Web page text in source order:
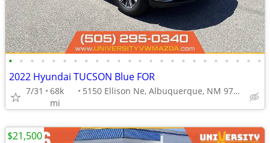
• • • • • • • • • • • • • • • • • • • • • • • •
2022 Hyundai TUCSON Blue FOR
7/31
68k
mi
5150 Ellison Ne, Albuquerque, NM 97109
$21,500